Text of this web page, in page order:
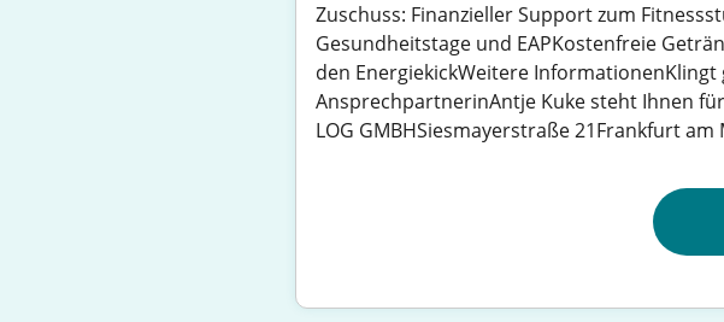
Zuschuss: Finanzieller Support zum
Gesundheitstage und EAPKostenfreie
den EnergiekickWeitere InformationenKlingt
AnsprechpartnerinAntje Kuke steht Ihnen für
LOG GMBHSiesmayerstraße 21Frankfurt am